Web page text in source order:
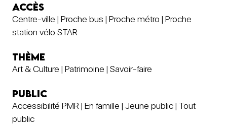
ACCÈS
Centre-ville | Proche bus | Proche métro | Proche
station vélo STAR
THÈME
Art & Culture | Patrimoine | Savoir-faire
PUBLIC
Accessibilité PMR | En famille | Jeune public | Tout
public